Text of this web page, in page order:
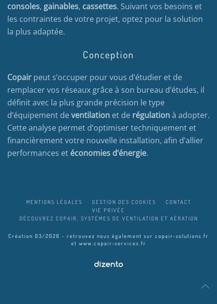
consoles, gainables, cassettes. Suivant vos besoins et
les contraintes de votre projet, optez pour la solution
la plus adaptée.
Conception
Copair peut s’occuper pour vous d’étudier et de
remplacer vos réseaux grâce à son bureau d’études, il
définit avec la plus grande précision le type
d’équipement deventilation et de régulationà adopter.
Cette analyse permet d’optimiser techniquement et
financièrement votre nouvelle installation, afin d’allier
performances et économies d’énergie.
MENTIONS LÉGALES GESTION DES COOKIES
CONTACT
VIE PRIVÉE
DÉCOUVREZ COPAIR, SYSTÈMES DE VENTILATION ET AÉRATION
Création 03/2026 - retrouvez nous également sur copair-solutions.fr
et www.copair-services.fr